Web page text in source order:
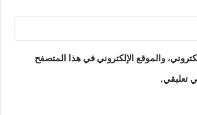
والموقع الإلكتروني في هذا المتصفح
تعليقي.